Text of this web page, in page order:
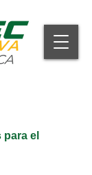
el